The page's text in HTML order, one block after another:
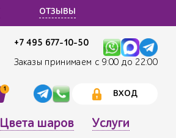
ОТЗЫВЫ
+7 495 677-10-50
Заказы принимаем с 9:00 до 22:00
1
ВХОД
Цвета шаров Услуги